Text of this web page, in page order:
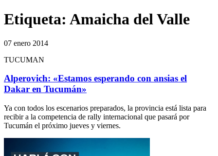
Etiqueta: Amaicha del Valle
07 enero 2014
TUCUMAN
Alperovich: «Estamos esperando con ansias el
Dakar en Tucumán»
Ya con todos los escenarios preparados, la provincia está lista para
recibir a la competencia de rally internacional que pasará por
Tucumán el próximo jueves y viernes.